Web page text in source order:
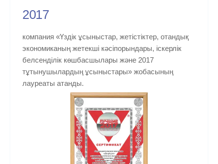
2017
компания «Үздік ұсыныстар, жетістіктер, отандық
экономиканың жетекші кәсіпорындары, іскерлік
белсенділік көшбасшылары және 2017
тұтынушылардың ұсыныстары» жобасының
лауреаты атанды.